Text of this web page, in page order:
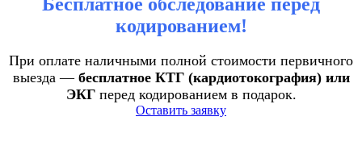
кодированием!
При оплате наличными полной стоимости первичного
выезда — бесплатное КТГ (кардиотокография) или
ЭКГперед кодированием в подарок.
Оставить заявку